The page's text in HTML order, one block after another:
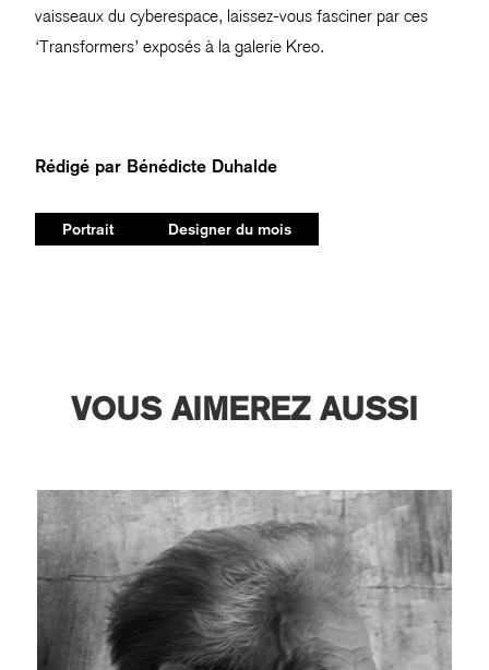
vaisseaux du cyberespace, laissez-vous fasciner par ces
‘Transformers’ exposés à la galerie Kreo.
Rédigé par Bénédicte Duhalde
Portrait Designer du mois
VOUS AIMEREZ AUSSI